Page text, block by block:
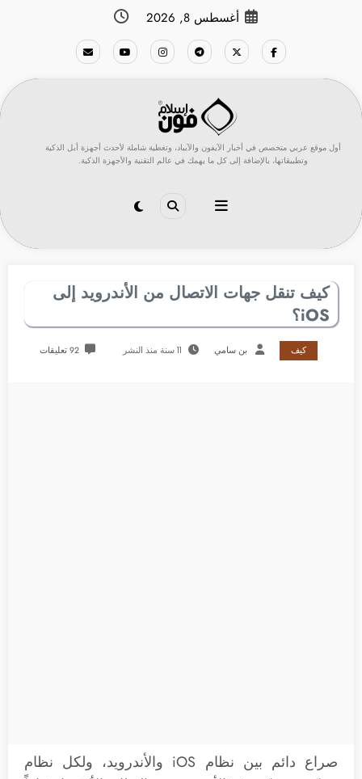
أغسطس 8, 2026
أول موقع عربي متخصص في أخبار الآيفون والآيباد، وتغطية شاملة لأحدث أجهزة أبل الذكية
وتطبيقاتها، بالإضافة إلى كل ما يهمك في عالم التقنية والأجهزة الذكية.
كيف تنقل جهات الاتصال من الأندرويد إلى
iOS؟
كيف بن سامي 11 سنة منذ النشر 92 تعليقات
صراع دائم بين نظام iOS والأندرويد، ولكل نظام